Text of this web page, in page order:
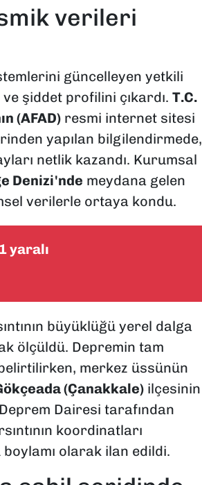
verileri
güncelleyen yetkili
şiddet profilini çıkardı. T.C.
(AFAD)resmi internet sitesi
yapılan bilgilendirmede,
netlik kazandı. Kurumsal
Denizi'nde meydana gelen
verilerle ortaya kondu.
yaralı
büyüklüğü yerel dalga
ölçüldü. Depremin tam
merkez üssünün
(Çanakkale)ilçesinin
Dairesi tarafından
koordinatları
olarak ilan edildi.